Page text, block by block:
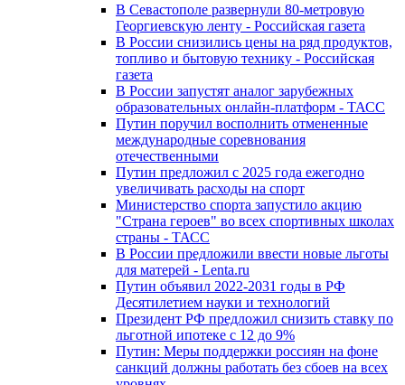
В Севастополе развернули 80-метровую
Георгиевскую ленту - Российская газета
В России снизились цены на ряд продуктов,
топливо и бытовую технику - Российская
газета
В России запустят аналог зарубежных
образовательных онлайн-платформ - ТАСС
Путин поручил восполнить отмененные
международные соревнования
отечественными
Путин предложил с 2025 года ежегодно
увеличивать расходы на спорт
Министерство спорта запустило акцию
"Страна героев" во всех спортивных школах
страны - ТАСС
В России предложили ввести новые льготы
для матерей - Lenta.ru
Путин объявил 2022-2031 годы в РФ
Десятилетием науки и технологий
Президент РФ предложил снизить ставку по
льготной ипотеке с 12 до 9%
Путин: Меры поддержки россиян на фоне
санкций должны работать без сбоев на всех